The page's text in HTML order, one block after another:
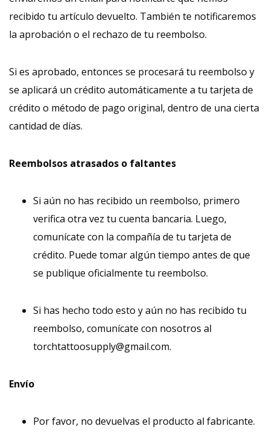
recibido tu artículo devuelto. También te notificaremos
la aprobación o el rechazo de tu reembolso.
Si es aprobado, entonces se procesará tu reembolso y
se aplicará un crédito automáticamente a tu tarjeta de
crédito o método de pago original, dentro de una cierta
cantidad de días.
Reembolsos atrasados ​​o faltantes
Si aún no has recibido un reembolso, primero
verifica otra vez tu cuenta bancaria. Luego,
comunícate con la compañía de tu tarjeta de
crédito. Puede tomar algún tiempo antes de que
se publique oficialmente tu reembolso.
Si has hecho todo esto y aún no has recibido tu
reembolso, comunícate con nosotros al
torchtattoosupply@gmail.com.
Envío
Por favor, no devuelvas el producto al fabricante.